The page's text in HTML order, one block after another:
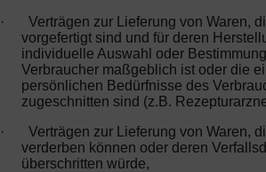
·
Verträgen zur Lieferung von Waren,
vorgefertigt sind und für deren
individuelle Auswahl oder
Verbraucher maßgeblich ist oder die
persönlichen Bedürfnisse des
zugeschnitten sind (z.B.
·
Verträgen zur Lieferung von Waren,
verderben können oder deren
überschritten würde,